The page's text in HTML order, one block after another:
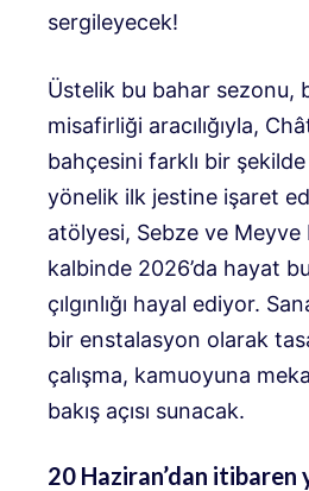
sergileyecek!
Üstelik bu bahar sezonu,
misafirliği aracılığıyla,
bahçesini farklı bir
yönelik ilk jestine işaret
atölyesi, Sebze ve Meyve
kalbinde 2026’da hayat
çılgınlığı hayal ediyor.
bir enstalasyon olarak
çalışma, kamuoyuna
bakış açısı sunacak.
20 Haziran’dan itibaren